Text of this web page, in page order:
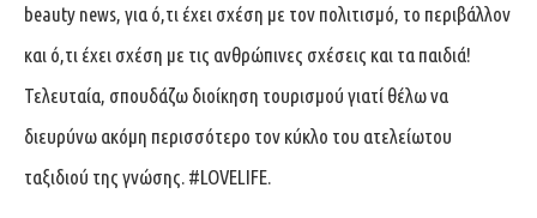
beauty news, για ό,τι έχει σχέση με τον πολιτισμό, το περιβάλλον
και ό,τι έχει σχέση με τις ανθρώπινες σχέσεις και τα παιδιά!
Τελευταία, σπουδάζω διοίκηση τουρισμού γιατί θέλω να
διευρύνω ακόμη περισσότερο τον κύκλο του ατελείωτου
ταξιδιού της γνώσης. #LOVELIFE.